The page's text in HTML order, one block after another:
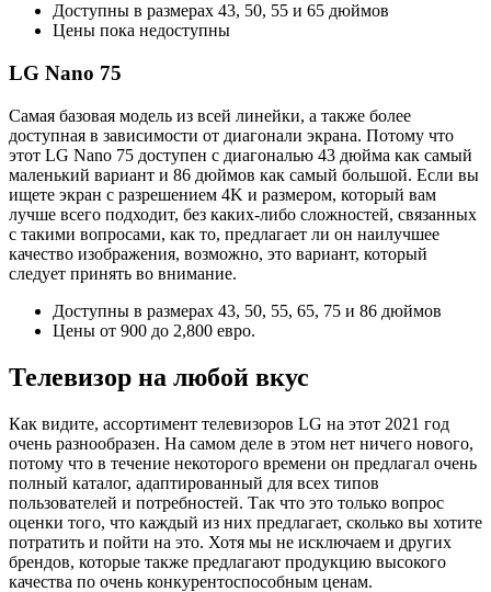
Доступны в размерах 43, 50, 55 и 65 дюймов
Цены пока недоступны
LG Nano 75
Самая базовая модель из всей линейки, а также более
доступная в зависимости от диагонали экрана. Потому что
этот LG Nano 75 доступен с диагональю 43 дюйма как самый
маленький вариант и 86 дюймов как самый большой. Если вы
ищете экран с разрешением 4K и размером, который вам
лучше всего подходит, без каких-либо сложностей, связанных
с такими вопросами, как то, предлагает ли он наилучшее
качество изображения, возможно, это вариант, который
следует принять во внимание.
Доступны в размерах 43, 50, 55, 65, 75 и 86 дюймов
Цены от 900 до 2,800 евро.
Телевизор на любой вкус
Как видите, ассортимент телевизоров LG на этот 2021 год
очень разнообразен. На самом деле в этом нет ничего нового,
потому что в течение некоторого времени он предлагал очень
полный каталог, адаптированный для всех типов
пользователей и потребностей. Так что это только вопрос
оценки того, что каждый из них предлагает, сколько вы хотите
потратить и пойти на это. Хотя мы не исключаем и других
брендов, которые также предлагают продукцию высокого
качества по очень конкурентоспособным ценам.